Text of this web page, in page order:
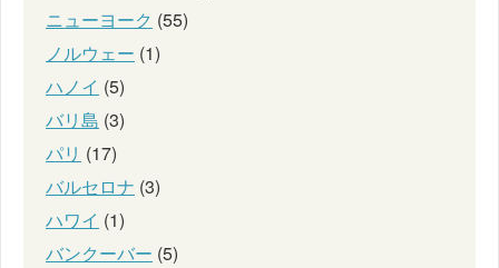
ニューヨーク (55)
ノルウェー (1)
ハノイ (5)
バリ島 (3)
パリ (17)
バルセロナ (3)
ハワイ (1)
バンクーバー (5)